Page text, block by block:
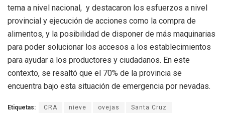
tema a nivel nacional, y destacaron los esfuerzos a nivel
provincial y ejecución de acciones como la compra de
alimentos, y la posibilidad de disponer de más maquinarias
para poder solucionar los accesos a los establecimientos
para ayudar a los productores y ciudadanos. En este
contexto, se resaltó que el 70% de la provincia se
encuentra bajo esta situación de emergencia por nevadas.
Etiquetas: CRA nieve ovejas Santa Cruz